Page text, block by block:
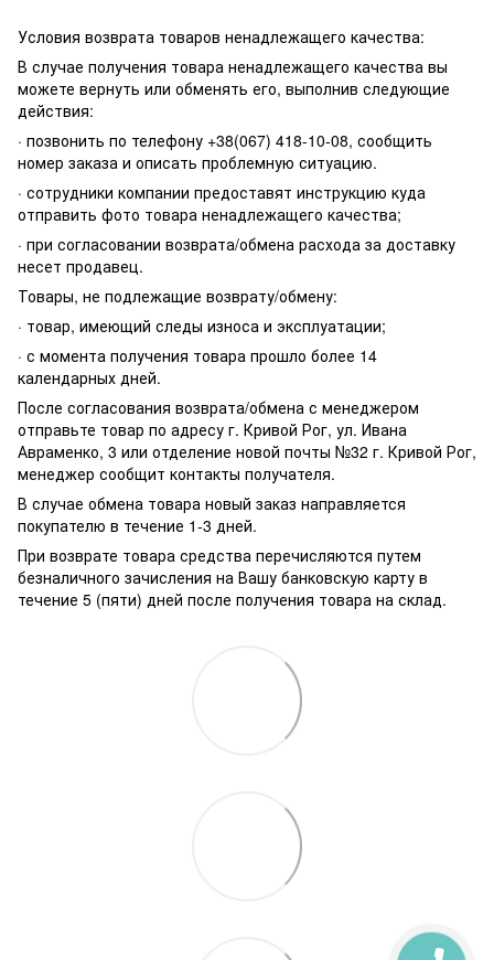
Условия возврата товаров ненадлежащего качества:
В случае получения товара ненадлежащего качества вы
можете вернуть или обменять его, выполнив следующие
действия:
· позвонить по телефону +38(067) 418-10-08, сообщить
номер заказа и описать проблемную ситуацию.
· сотрудники компании предоставят инструкцию куда
отправить фото товара ненадлежащего качества;
· при согласовании возврата/обмена расхода за доставку
несет продавец.
Товары, не подлежащие возврату/обмену:
· товар, имеющий следы износа и эксплуатации;
· с момента получения товара прошло более 14
календарных дней.
После согласования возврата/обмена с менеджером
отправьте товар по адресу г. Кривой Рог, ул. Ивана
Авраменко, 3 или отделение новой почты №32 г. Кривой Рог,
менеджер сообщит контакты получателя.
В случае обмена товара новый заказ направляется
покупателю в течение 1-3 дней.
При возврате товара средства перечисляются путем
безналичного зачисления на Вашу банковскую карту в
течение 5 (пяти) дней после получения товара на склад.